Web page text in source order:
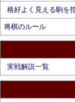
格好よく見える駒を
将棋のルール
実戦解説一覧